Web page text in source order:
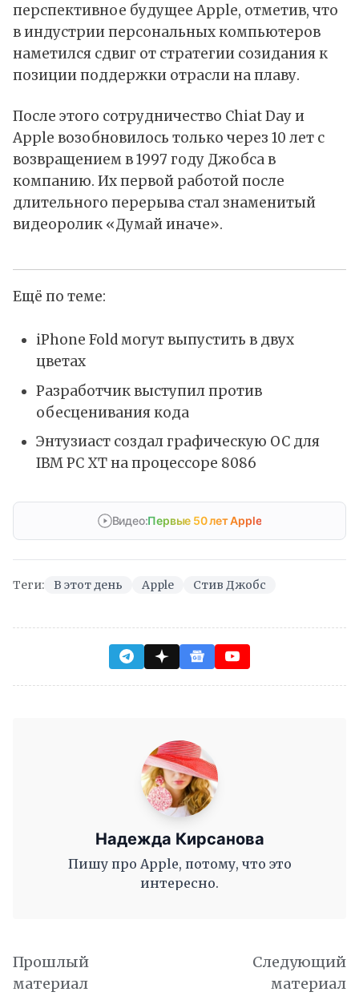
перспективное будущее Apple, отметив, что
в индустрии персональных компьютеров
наметился сдвиг от стратегии созидания к
позиции поддержки отрасли на плаву.
После этого сотрудничество Chiat Day и
Apple возобновилось только через 10 лет с
возвращением в 1997 году Джобса в
компанию. Их первой работой после
длительного перерыва стал знаменитый
видеоролик «Думай иначе».
Ещё по теме:
iPhone Fold могут выпустить в двух
цветах
Разработчик выступил против
обесценивания кода
Энтузиаст создал графическую ОС для
IBM PC XT на процессоре 8086
Видео:Первые 50 лет Apple
Теги: В этот день Apple Стив Джобс
Надежда Кирсанова
Пишу про Apple, потому, что это
интересно.
Прошлый
материал
Следующий
материал